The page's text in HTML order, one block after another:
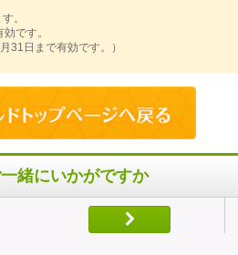
。
です。
31日まで有効です。）
緒にいかがですか